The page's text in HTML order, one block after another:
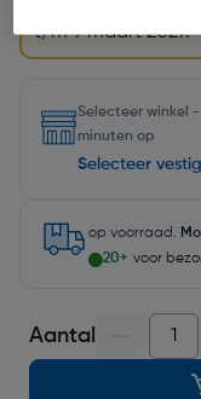
t/m 9 maart 2027.
Selecteer winkel
minuten op
Selecteer
op voorraad.
20+ voor
Aantal